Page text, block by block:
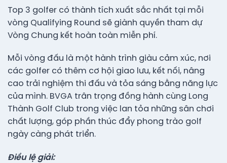
Top 3 golfer có thành tích xuất sắc nhất tại mỗi
vòng Qualifying Round sẽ giành quyền tham dự
Vòng Chung kết hoàn toàn miễn phí.
Mỗi vòng đấu là một hành trình giàu cảm xúc, nơi
các golfer có thêm cơ hội giao lưu, kết nối, nâng
cao trải nghiệm thi đấu và tỏa sáng bằng năng lực
của mình. BVGA trân trọng đồng hành cùng Long
Thành Golf Club trong việc lan tỏa những sân chơi
chất lượng, góp phần thúc đẩy phong trào golf
ngày càng phát triển.
Điều lệ giải: